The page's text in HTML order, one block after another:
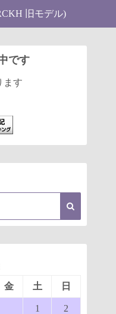
旧モデル)
です
ます
金 土 日
1 2